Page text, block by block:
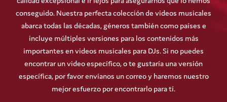
conseguido. Nuestra perfecta colección de videos musicales
abarca todas las décadas, géneros también como países e
incluye múltiples versiones para los contenidos más
importantes en videos musicales para DJs. Si no puedes
encontrar un video específico, o te gustaría una versión
específica, por favor envíanos un correo y haremos nuestro
mejor esfuerzo por encontrarlo para tí.